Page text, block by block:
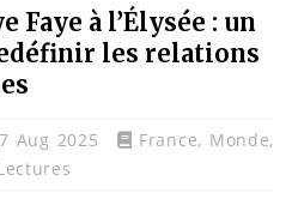
Faye à l’Élysée : un
les relations
Aug 2025 France, Monde,